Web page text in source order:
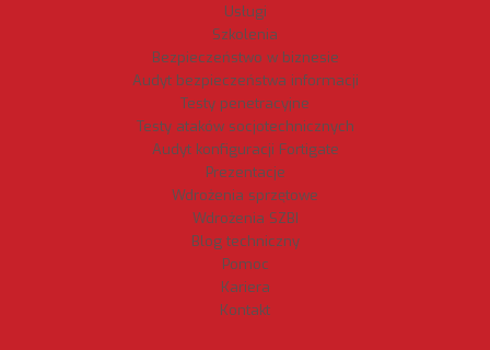
Usługi
Szkolenia
Bezpieczeństwo w biznesie
Audyt bezpieczeństwa informacji
Testy penetracyjne
Testy ataków socjotechnicznych
Audyt konfiguracji Fortigate
Prezentacje
Wdrożenia sprzętowe
Wdrożenia SZBI
Blog techniczny
Pomoc
Kariera
Kontakt